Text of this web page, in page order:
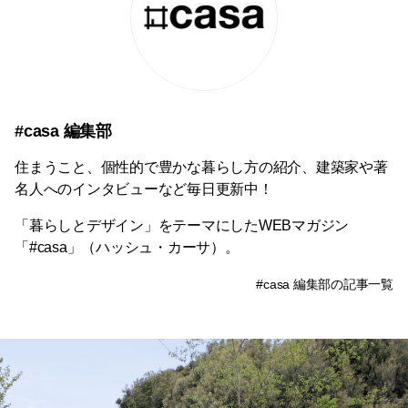
#casa 編集部
住まうこと、個性的で豊かな暮らし方の紹介、建築家や著
名人へのインタビューなど毎日更新中！
「暮らしとデザイン」をテーマにしたWEBマガジン
「#casa」（ハッシュ・カーサ）。
#casa 編集部の記事一覧